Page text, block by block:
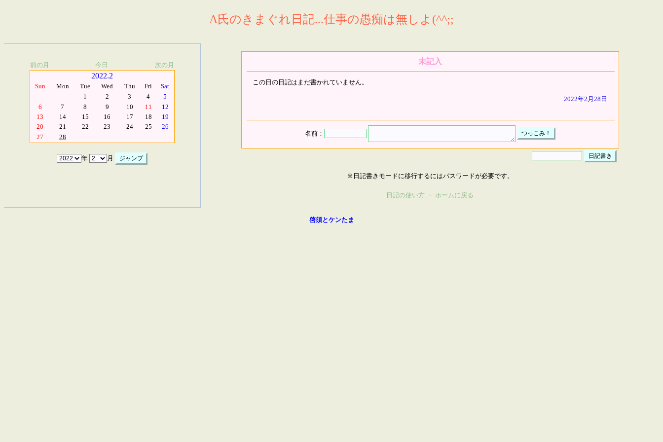
A氏のきまぐれ日記...仕事の愚痴は無しよ(^^;;
前の月 今日 次の月
2022.2
Sun Mon Tue Wed Thu Fri
Sat
1
2 3 4
5
6
7 8 9 10 11
12
13
14 15 16 17 18
19
20
21 22 23 24 25
26
27
28
年 月
未記入
この日の日記はまだ書かれていません。
2022年2月28日
名前：
※日記書きモードに移行するにはパスワードが必要です。
日記の使い方 ・ ホームに戻る
啓須とケンたま